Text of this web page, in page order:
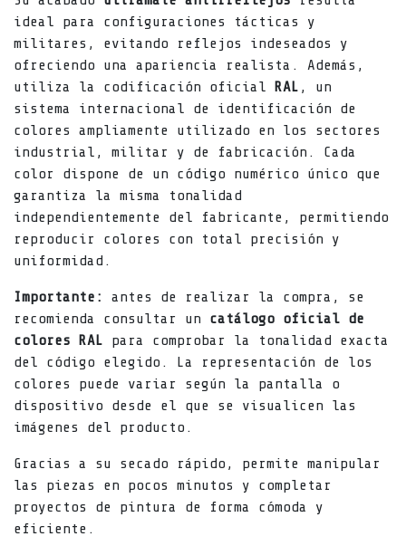
ideal para configuraciones tácticas y
militares, evitando reflejos indeseados y
ofreciendo una apariencia realista. Además,
utiliza la codificación oficial RAL , un
sistema internacional de identificación de
colores ampliamente utilizado en los sectores
industrial, militar y de fabricación. Cada
color dispone de un código numérico único que
garantiza la misma tonalidad
independientemente del fabricante, permitiendo
reproducir colores con total precisión y
uniformidad.
Importante:
antes de realizar la compra, se
recomienda consultar un catálogo oficial de
colores RAL para comprobar la tonalidad exacta
del código elegido. La representación de los
colores puede variar según la pantalla o
dispositivo desde el que se visualicen las
imágenes del producto.
Gracias a su secado rápido, permite manipular
las piezas en pocos minutos y completar
proyectos de pintura de forma cómoda y
eficiente.